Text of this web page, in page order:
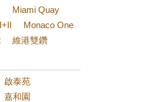
Miami Quay
Monaco One
維港雙鑽
啟泰苑
嘉和園